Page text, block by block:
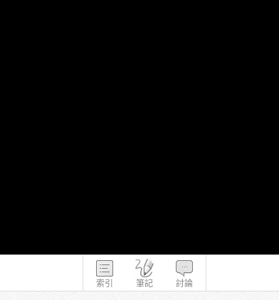
索引 筆記 討論